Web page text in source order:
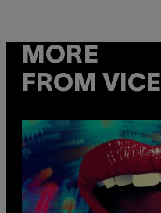
MORE
FROM VICE